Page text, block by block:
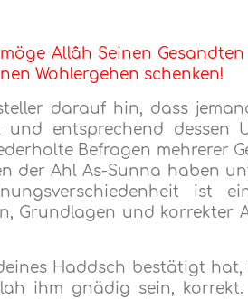
Allâh Seinen
Wohlergehen schenken!
darauf hin, dass
entsprechend dessen
Befragen mehrerer
der Ahl As-Sunna haben
ist
Grundlagen und korrekter
Haddsch bestätigt
ihm gnädig sein,